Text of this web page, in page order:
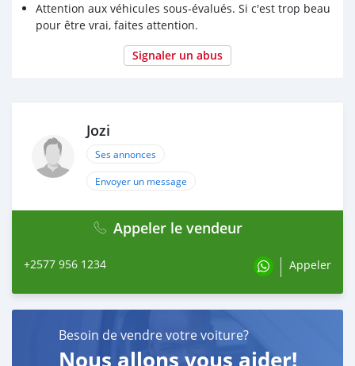
Attention aux véhicules sous-évalués. Si c'est trop beau
pour être vrai, faites attention.
Signaler un abus
Jozi
Ses annonces
Envoyer un message
Appeler le vendeur
+2577 956 1234 Appeler
Besoin de vendre votre voiture?
Nous allons vous aider!